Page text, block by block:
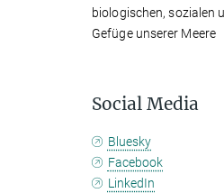
biologischen, sozialen
Gefüge unserer Meere
Social Media
Bluesky
Facebook
LinkedIn